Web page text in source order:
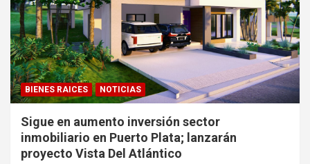
BIENES RAICES NOTICIAS
Sigue en aumento inversión sector
inmobiliario en Puerto Plata; lanzarán
proyecto Vista Del Atlántico